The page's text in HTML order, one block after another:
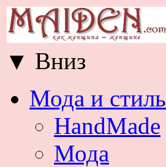
▼ Вниз
Мода и стиль
HandMade
Мода